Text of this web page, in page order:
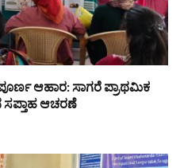
ಆಹಾರ: ಸಾಗರೆ ಪ್ರಾಥಮಿಕ
ಸಪ್ತಾಹ ಆಚರಣೆ